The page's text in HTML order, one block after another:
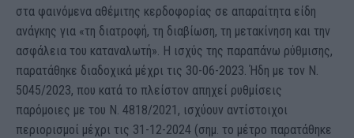
στα φαινόμενα αθέμιτης κερδοφορίας σε απαραίτητα είδη
ανάγκης για «τη διατροφή, τη διαβίωση, τη μετακίνηση και την
ασφάλεια του καταναλωτή». Η ισχύς της παραπάνω ρύθμισης,
παρατάθηκε διαδοχικά μέχρι τις 30-06-2023. Ήδη με τον Ν.
5045/2023, που κατά το πλείστον απηχεί ρυθμίσεις
παρόμοιες με του Ν. 4818/2021, ισχύουν αντίστοιχοι
περιορισμοί μέχρι τις 31-12-2024 (σημ. το μέτρο παρατάθηκε